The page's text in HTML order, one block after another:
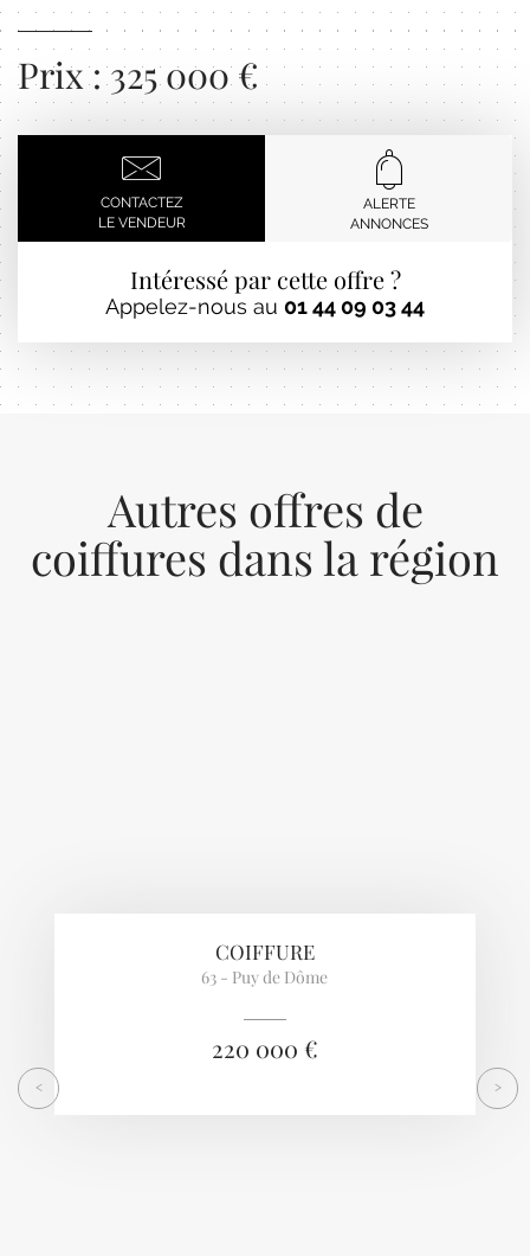
Prix : 325 000 €
CONTACTEZ
LE VENDEUR
ALERTE
ANNONCES
Intéressé par cette offre ?
Appelez-nous au 01 44 09 03 44
Autres offres de
coiffures dans la région
COIFFURE
63 - Puy de Dôme
220 000 €
< >